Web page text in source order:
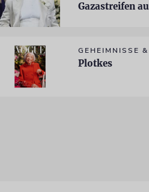
Gazastreifen
GEHEIMNISSE
Plotkes